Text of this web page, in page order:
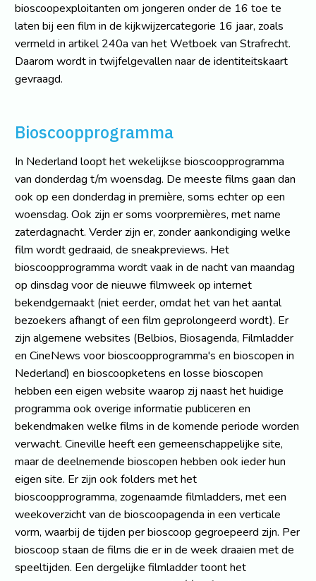
bioscoopexploitanten om jongeren onder de 16 toe te
laten bij een film in de kijkwijzercategorie 16 jaar, zoals
vermeld in artikel 240a van het Wetboek van Strafrecht.
Daarom wordt in twijfelgevallen naar de identiteitskaart
gevraagd.
Bioscoopprogramma
In Nederland loopt het wekelijkse bioscoopprogramma
van donderdag t/m woensdag. De meeste films gaan dan
ook op een donderdag in première, soms echter op een
woensdag. Ook zijn er soms voorpremières, met name
zaterdagnacht. Verder zijn er, zonder aankondiging welke
film wordt gedraaid, de sneakpreviews. Het
bioscoopprogramma wordt vaak in de nacht van maandag
op dinsdag voor de nieuwe filmweek op internet
bekendgemaakt (niet eerder, omdat het van het aantal
bezoekers afhangt of een film geprolongeerd wordt). Er
zijn algemene websites (Belbios, Biosagenda, Filmladder
en CineNews voor bioscoopprogramma's en bioscopen in
Nederland) en bioscoopketens en losse bioscopen
hebben een eigen website waarop zij naast het huidige
programma ook overige informatie publiceren en
bekendmaken welke films in de komende periode worden
verwacht. Cineville heeft een gemeenschappelijke site,
maar de deelnemende bioscopen hebben ook ieder hun
eigen site. Er zijn ook folders met het
bioscoopprogramma, zogenaamde filmladders, met een
weekoverzicht van de bioscoopagenda in een verticale
vorm, waarbij de tijden per bioscoop gegroepeerd zijn. Per
bioscoop staan de films die er in de week draaien met de
speeltijden. Een dergelijke filmladder toont het